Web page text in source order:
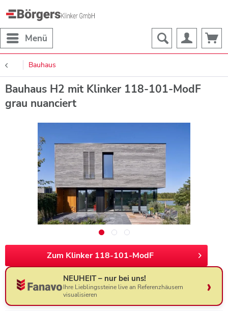
Menü
Bauhaus
Bauhaus H2 mit Klinker 118-101-ModF
grau nuanciert
Zum Klinker 118-101-ModF
NEUHEIT – nur bei uns!
Ihre Lieblingssteine live an Referenzhäusern
visualisieren